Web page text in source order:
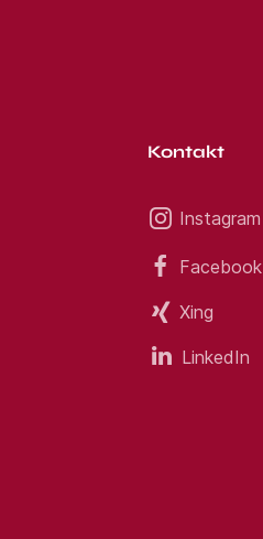
Kontakt
Instagram
Facebook
Xing
LinkedIn